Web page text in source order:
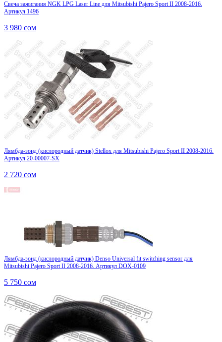
Свеча зажигания NGK LPG Laser Line для Mitsubishi Pajero Sport II 2008-2016.
Артикул 1496
3 980 сом
Лямбда-зонд (кислородный датчик) Stellox для Mitsubishi Pajero Sport II 2008-2016.
Артикул 20-00007-SX
2 720 сом
Лямбда-зонд (кислородный датчик) Denso Universal fit switching sensor для
Mitsubishi Pajero Sport II 2008-2016. Артикул DOX-0109
5 750 сом